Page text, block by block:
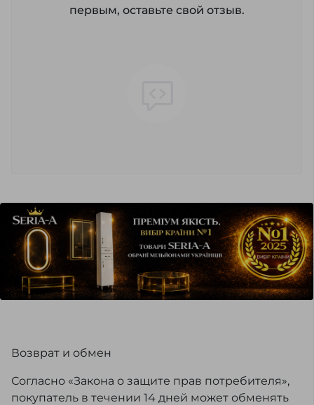
первым, оставьте свой отзыв.
Возврат и обмен
Согласно «Закона о защите прав потребителя»,
покупатель в течении 14 дней может обменять